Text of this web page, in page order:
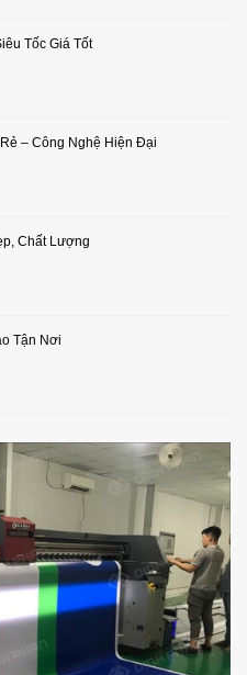
Tốc Giá Tốt
– Công Nghệ Hiện Đại
Chất Lượng
Tận Nơi